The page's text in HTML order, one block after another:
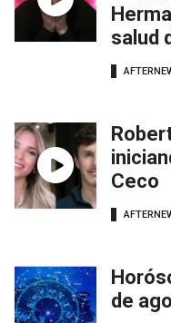
salud
Ceco
de